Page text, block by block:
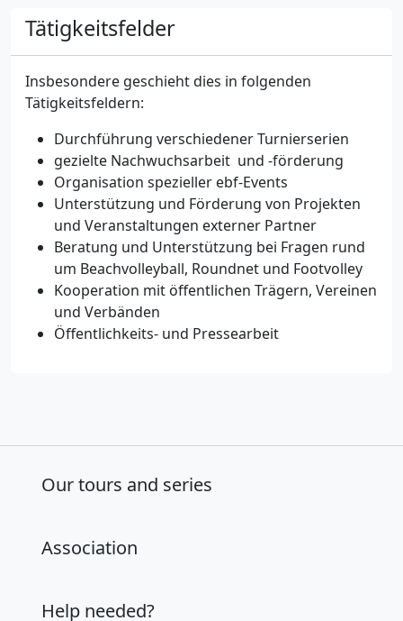
Tätigkeitsfelder
Insbesondere geschieht dies in folgenden
Tätigkeitsfeldern:
Durchführung verschiedener Turnierserien
gezielte Nachwuchsarbeit und -förderung
Organisation spezieller ebf-Events
Unterstützung und Förderung von Projekten
und Veranstaltungen externer Partner
Beratung und Unterstützung bei Fragen rund
um Beachvolleyball, Roundnet und Footvolley
Kooperation mit öffentlichen Trägern, Vereinen
und Verbänden
Öffentlichkeits- und Pressearbeit
Our tours and series
Association
Help needed?